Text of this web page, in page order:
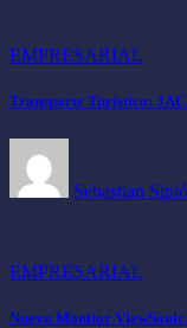
EMPRESARIAL
Transporte Turístico:
Sebastian
EMPRESARIAL
Nuevo Monitor